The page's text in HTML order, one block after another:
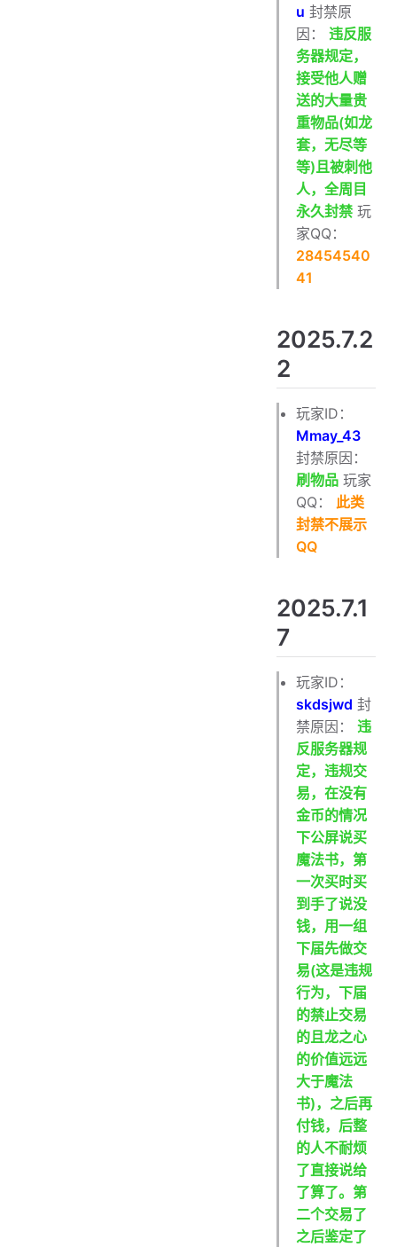
u 封禁原
因：违反服
务器规定，
接受他人赠
送的大量贵
重物品(如龙
套，无尽等
等)且被刺他
人，全周目
永久封禁 玩
家QQ：
28454540
41
2025.7.2
2
玩家ID：
Mmay_43
封禁原因：
刷物品 玩家
QQ：此类
封禁不展示
QQ
2025.7.1
7
玩家ID：
skdsjwd 封
禁原因：违
反服务器规
定，违规交
易，在没有
金币的情况
下公屏说买
魔法书，第
一次买时买
到手了说没
钱，用一组
下届先做交
易(这是违规
行为，下届
的禁止交易
的且龙之心
的价值远远
大于魔法
书)，之后再
付钱，后整
的人不耐烦
了直接说给
了算了。第
二个交易了
之后鉴定了